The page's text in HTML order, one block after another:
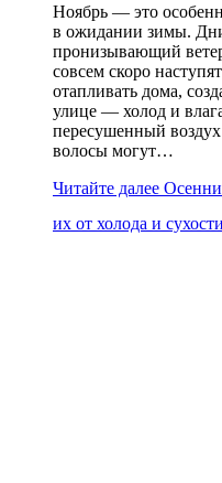
Ноябрь — это
в ожидании зимы. Дни
пронизывающий
совсем скоро
отапливать дома,
улице — холод и
пересушенный
волосы могут…
Читайте далее
их от холода и сухости